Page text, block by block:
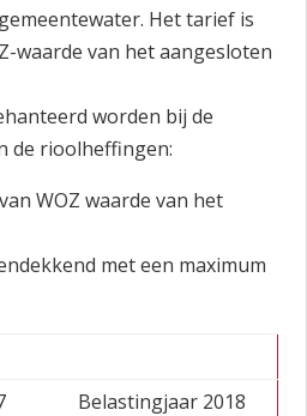
Het tarief is
waarde van het aangesloten
worden bij de
de rioolheffingen:
WOZ waarde van het
met een maximum
Belastingjaar 2018